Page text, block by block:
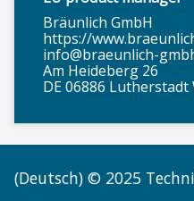
Bräunlich GmbH
https://
info@braeunlich-
Am Heideberg 26
DE 06886
(Deutsch) © 2025